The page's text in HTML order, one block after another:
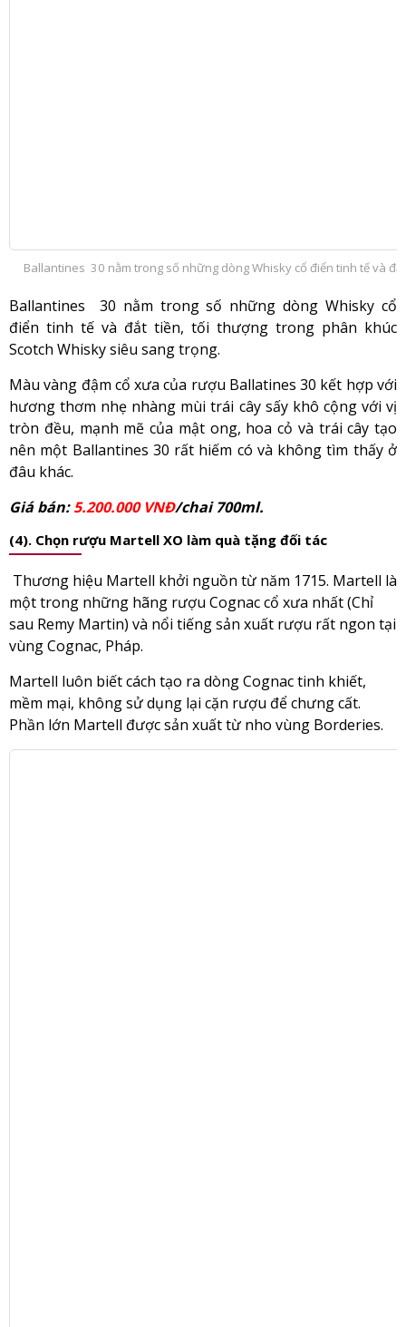
Ballantines 30 nằm trong số những dòng Whisky cổ điển tinh tế và
Ballantines 30 nằm trong số những dòng Whisky cổ
điển tinh tế và đắt tiền, tối thượng trong phân khúc
Scotch Whisky siêu sang trọng.
Màu vàng đậm cổ xưa của rượu Ballatines 30 kết hợp với
hương thơm nhẹ nhàng mùi trái cây sấy khô cộng với vị
tròn đều, mạnh mẽ của mật ong, hoa cỏ và trái cây tạo
nên một Ballantines 30 rất hiếm có và không tìm thấy ở
đâu khác.
Giá bán:5.200.000 VNĐ/chai 700ml.
(4). Chọn rượu Martell XO làm quà tặng đối tác
Thương hiệu Martell khởi nguồn từ năm 1715. Martell là
một trong những hãng rượu Cognac cổ xưa nhất (Chỉ
sau Remy Martin) và nổi tiếng sản xuất rượu rất ngon tại
vùng Cognac, Pháp.
Martell luôn biết cách tạo ra dòng Cognac tinh khiết,
mềm mại, không sử dụng lại cặn rượu để chưng cất.
Phần lớn Martell được sản xuất từ nho vùng Borderies.